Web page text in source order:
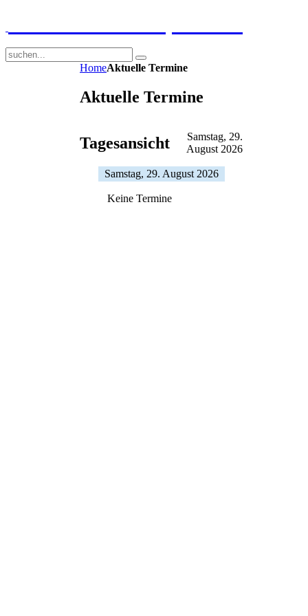
HomeAktuelle Termine
Aktuelle Termine
Tagesansicht
Samstag, 29.
August 2026
Samstag, 29. August 2026
Keine Termine